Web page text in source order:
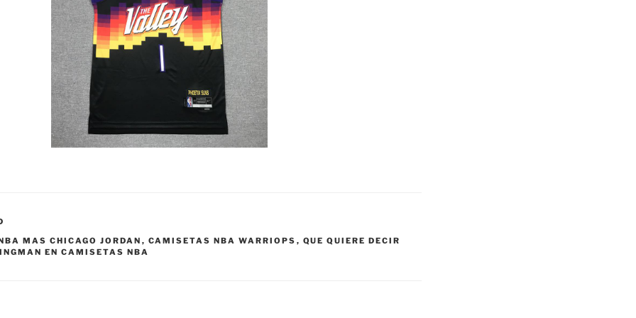
MAS CHICAGO JORDAN , CAMISETAS NBA WARRIOPS , QUE QUIERE DECIR
EN CAMISETAS NBA